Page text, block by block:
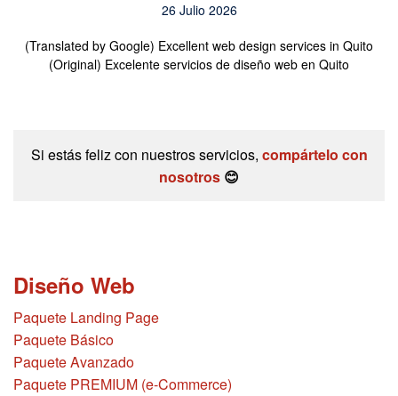
26 Julio 2026
(Translated by Google) Excellent web design services in Quito
(Original) Excelente servicios de diseño web en Quito
Si estás feliz con nuestros servicios, compártelo con
nosotros 😊
Diseño Web
Paquete Landing Page
Paquete Básico
Paquete Avanzado
Paquete PREMIUM (e-Commerce)